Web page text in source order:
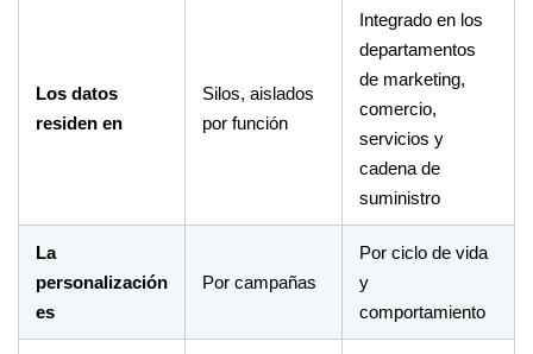
Los datos
residen en
Silos, aislados
por función
Integrado en los
departamentos
de marketing,
comercio,
servicios y
cadena de
suministro
La
personalización
es
Por campañas
Por ciclo de vida
y
comportamiento